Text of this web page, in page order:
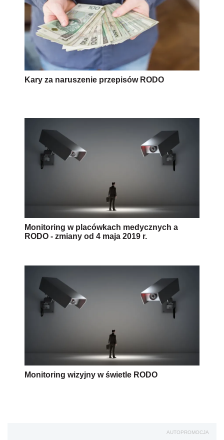
Kary za naruszenie przepisów RODO
Monitoring w placówkach medycznych a
RODO - zmiany od 4 maja 2019 r.
Monitoring wizyjny w świetle RODO
AUTOPROMOCJA